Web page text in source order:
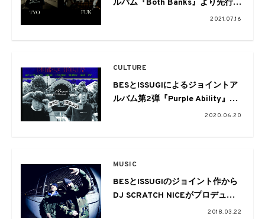
ルバム『Both Banks』より先行シ
ングル「Both Banks」が配信2021.07.16
CULTURE
BESとISSUGIによるジョイントア
ルバム第2弾『Purple Ability』が
DOGEAR RECORDSからリリース
2020.06.20
MUSIC
BESとISSUGIのジョイント作から
DJ SCRATCH NICEがプロデュー
スした“BOOM BAP”のミュージッ
2018.03.22